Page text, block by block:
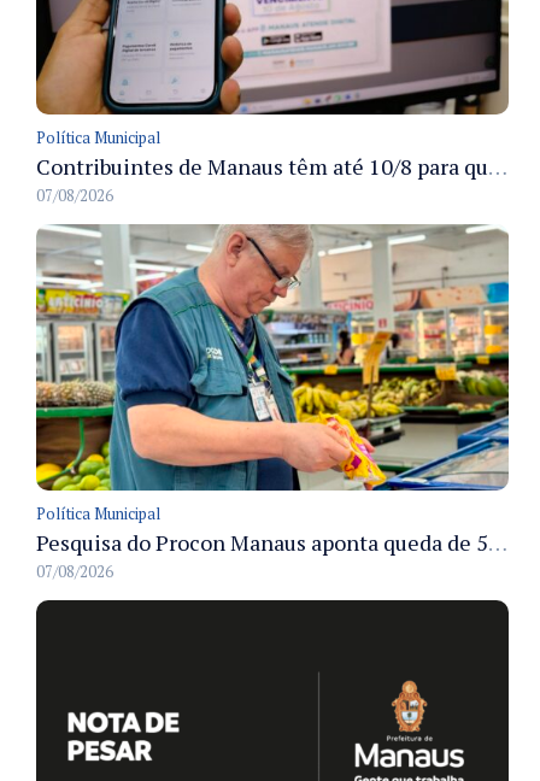
Política Municipal
Contribuintes de Manaus têm até 10/8 para quitar a oitava parcela do ISS Fixo 2026 com desconto disponível
07/08/2026
Política Municipal
Pesquisa do Procon Manaus aponta queda de 5,18% no valor médio da cesta básica em agosto
07/08/2026